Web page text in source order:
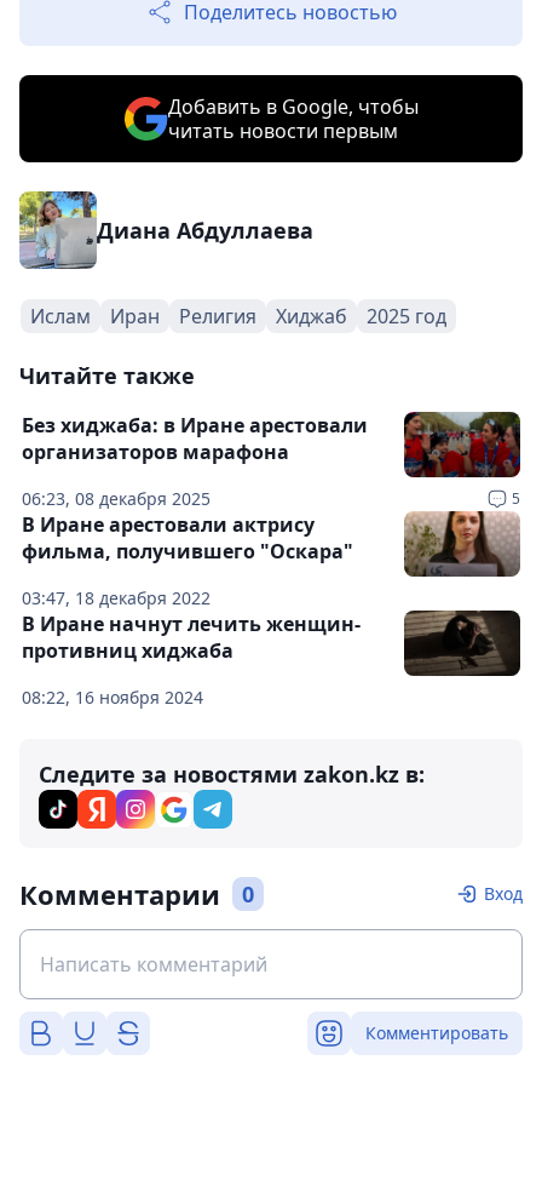
Поделитесь новостью
Добавить в Google, чтобы
читать новости первым
Диана Абдуллаева
Ислам Иран Религия Хиджаб 2025 год
Читайте также
06:23, 08 декабря 2025 5
Без хиджаба: в Иране арестовали
организаторов марафона
03:47, 18 декабря 2022
В Иране арестовали актрису
фильма, получившего "Оскара"
08:22, 16 ноября 2024
В Иране начнут лечить женщин-
противниц хиджаба
Следите за новостями zakon.kz в:
Комментарии 0 Вход
Комментировать